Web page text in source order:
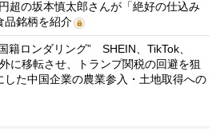
の坂本慎太郎さんが「絶好の仕込み
品銘柄を紹介
籍ロンダリング” SHEIN、TikTok、
に移転させ、トランプ関税の回避を狙
た中国企業の農業参入・土地取得への